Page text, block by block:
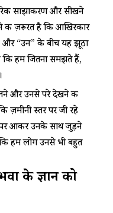
साझाकरण और सीखने
ज़रूरत है कि आखिरकार
और “उन” के बीच यह झूठा
हम जितना समझते हैं,
और उनसे परे देखने की
स्तर पर जी रहे
पर आकर उनके साथ जुड़ने
हम लोग उनसे भी बहुत
केज्ञानको